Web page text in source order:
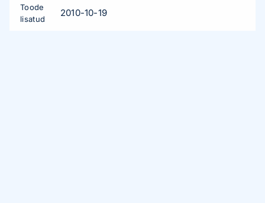
Toode
lisatud
2010-10-19